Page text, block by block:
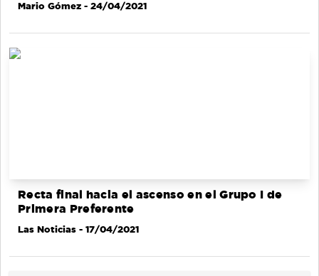
Mario Gómez - 24/04/2021
Recta final hacia el ascenso en el Grupo I de
Primera Preferente
Las Noticias - 17/04/2021